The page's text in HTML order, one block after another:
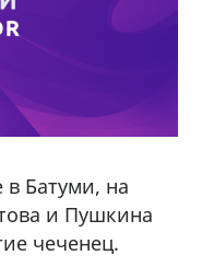
Батуми, на
и Пушкина
чеченец.